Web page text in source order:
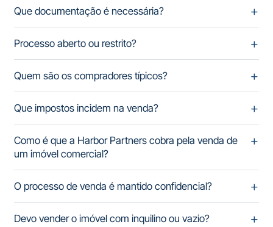
Que documentação é necessária?
Processo aberto ou restrito?
Quem são os compradores típicos?
Que impostos incidem na venda?
Como é que a Harbor Partners cobra pela venda de
um imóvel comercial?
O processo de venda é mantido confidencial?
Devo vender o imóvel com inquilino ou vazio?